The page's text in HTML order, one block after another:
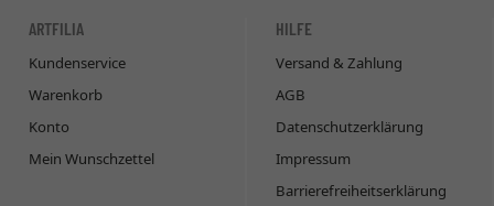
ARTFILIA
Kundenservice
Warenkorb
Konto
Mein Wunschzettel
HILFE
Versand & Zahlung
AGB
Datenschutzerklärung
Impressum
Barrierefreiheitserklärung